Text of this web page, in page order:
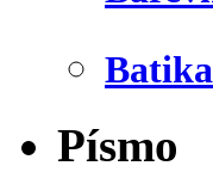
Písmo